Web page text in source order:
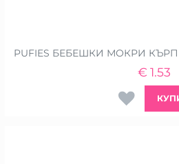
PUFIES БЕБЕШКИ МОКРИ
1.53
€